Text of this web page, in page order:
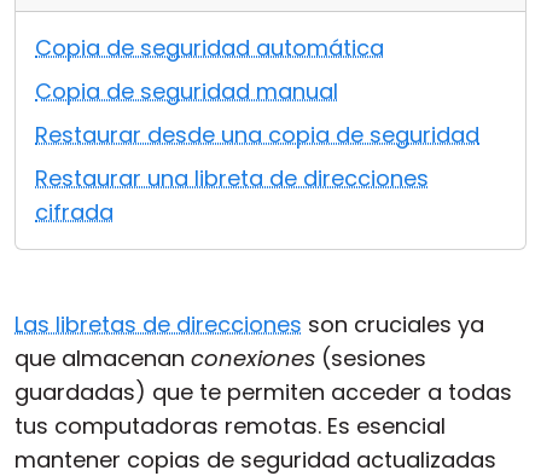
Copia de seguridad automática
Copia de seguridad manual
Restaurar desde una copia de seguridad
Restaurar una libreta de direcciones
cifrada
Las libretas de direcciones son cruciales ya
que almacenan conexiones (sesiones
guardadas) que te permiten acceder a todas
tus computadoras remotas. Es esencial
mantener copias de seguridad actualizadas
Nube y local